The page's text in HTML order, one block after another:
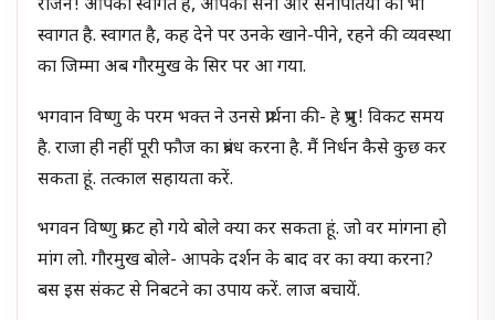
राजन! आपका स्वागत है, आपकी सेना और सेनापतियों का भी
स्वागत है. स्वागत है, कह देने पर उनके खाने-पीने, रहने की व्यवस्था
का जिम्मा अब गौरमुख के सिर पर आ गया.
भगवान विष्णु के परम भक्त ने उनसे प्रार्थना की- हे प्रभु! विकट समय
है. राजा ही नहीं पूरी फौज का प्रबंध करना है. मैं निर्धन कैसे कुछ कर
सकता हूं. तत्काल सहायता करें.
भगवन विष्णु प्रकट हो गये बोले क्या कर सकता हूं. जो वर मांगना हो
मांग लो. गौरमुख बोले- आपके दर्शन के बाद वर का क्या करना?
बस इस संकट से निबटने का उपाय करें. लाज बचायें.